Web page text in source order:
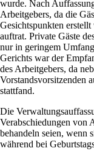
wurde. Nach
Arbeitgebers, da die
Gesichtspunkten
auftrat. Private Gäste
nur in geringem
Gerichts war der
des Arbeitgebers, da
Vorstandsvorsitzenden
stattfand.
Die
Verabschiedungen von
behandeln seien, wenn
während bei